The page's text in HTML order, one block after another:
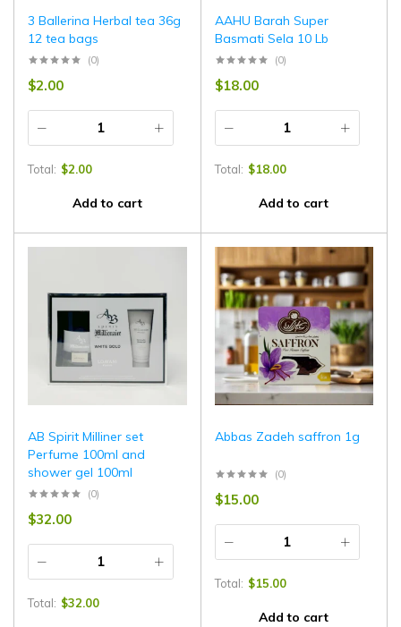
3 Ballerina Herbal tea 36g
12 tea bags
(0)
$2.00
Total: $2.00
Add to cart
AAHU Barah Super
Basmati Sela 10 Lb
(0)
$18.00
Total: $18.00
Add to cart
AB Spirit Milliner set
Perfume 100ml and
shower gel 100ml
(0)
$32.00
Total: $32.00
Abbas Zadeh saffron 1g
(0)
$15.00
Total: $15.00
Add to cart